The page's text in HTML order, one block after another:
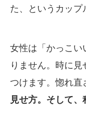
た、というカップ
女性は「かっこい
りません。時に
つけます。惚れ直
見せ方。そして、